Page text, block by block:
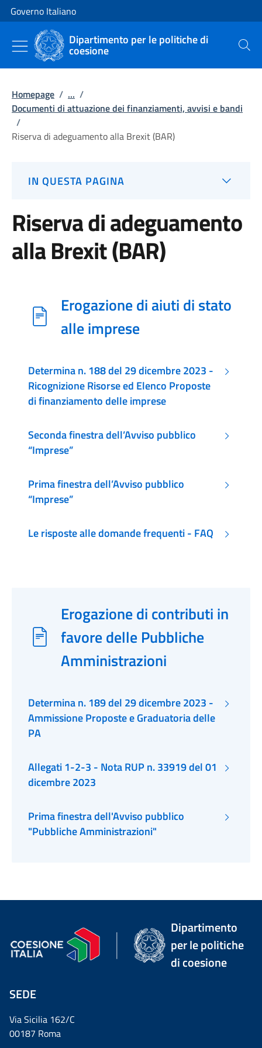
Vai al contenuto
Vai alla navigazione del sito
Governo Italiano
Dipartimento per le politiche di
coesione Cerca
Homepage / ... /
Documenti di attuazione dei finanziamenti, avvisi e bandi
/
Riserva di adeguamento alla Brexit (BAR)
IN QUESTA PAGINA
Riserva di adeguamento
alla Brexit (BAR)
Erogazione di aiuti di stato
alle imprese
Determina n. 188 del 29 dicembre 2023 -
Ricognizione Risorse ed Elenco Proposte
di finanziamento delle imprese
Seconda finestra dell’Avviso pubblico
“Imprese”
Prima finestra dell’Avviso pubblico
“Imprese”
Le risposte alle domande frequenti - FAQ
Erogazione di contributi in
favore delle Pubbliche
Amministrazioni
Determina n. 189 del 29 dicembre 2023 -
Ammissione Proposte e Graduatoria delle
PA
Allegati 1-2-3 - Nota RUP n. 33919 del 01
dicembre 2023
Prima finestra dell'Avviso pubblico
"Pubbliche Amministrazioni"
Dipartimento
per le politiche
di coesione
SEDE
Via Sicilia 162/C
00187 Roma